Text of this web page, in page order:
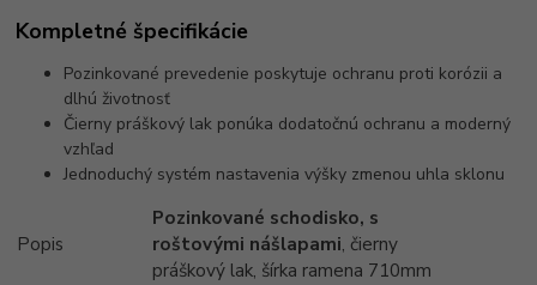
Kompletné špecifikácie
Pozinkované prevedenie poskytuje ochranu proti korózii a
dlhú životnosť
Čierny práškový lak ponúka dodatočnú ochranu a moderný
vzhľad
Jednoduchý systém nastavenia výšky zmenou uhla sklonu
Popis
Pozinkované schodisko, s
roštovými nášlapami, čierny
práškový lak, šírka ramena 710mm